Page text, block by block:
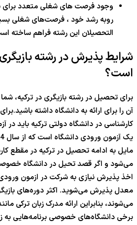
وجود فرصت های شغلی متعدد برای
روبه رشد خود ، فرصت‌های شغلی
التحصیلان این رشته فراهم ساخته
شرایط پذیرش در رشته
است؟
برای تحصیل در رشته بازیگری در ترکیه،
آن را برای ارائه به دانشگاه داشته
مایل به ادامه تحصیل در ترکیه در مقطع
می‌شود و اگر قصد تحیل در دانشگاه خصوصی
اخذ پذیرش نیازی به شرکت در ازمون ورودی
معدل پذیرش می‌شوید. اکثر دوره‌های
برخی دانشگاه‌های خصوصی برنامه‌هایی به